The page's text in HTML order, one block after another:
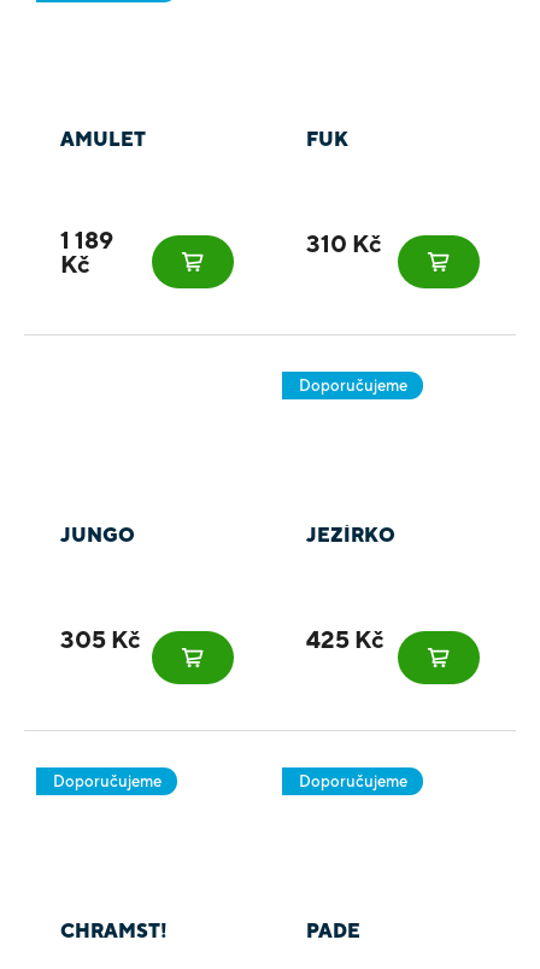
AMULET
1 189
Kč
FUK
310 Kč
JUNGO
305 Kč
Doporučujeme
JEZÍRKO
425 Kč
Doporučujeme
CHRAMST!
Doporučujeme
PADE